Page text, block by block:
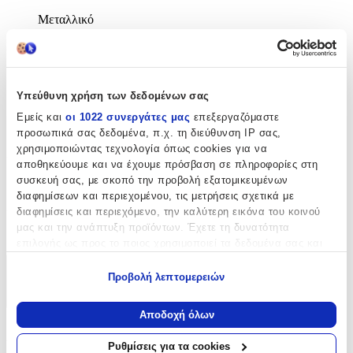
Υπεύθυνη χρήση των δεδομένων σας
Εμείς και οι 1022 συνεργάτες μας επεξεργαζόμαστε
προσωπικά σας δεδομένα, π.χ. τη διεύθυνση IP σας,
χρησιμοποιώντας τεχνολογία όπως cookies για να
αποθηκεύουμε και να έχουμε πρόσβαση σε πληροφορίες στη
συσκευή σας, με σκοπό την προβολή εξατομικευμένων
διαφημίσεων και περιεχομένου, τις μετρήσεις σχετικά με
διαφημίσεις και περιεχόμενο, την καλύτερη εικόνα του κοινού
μας και την ανάπτυξη προϊόντων. Έχετε τη δυνατότητα
Να συλλέξουμε πληροφορίες σχετικά με τη γεωγραφική
σας τοποθεσία, οι οποίες μπορεί να είναι ακριβείς σε
απόσταση μερικών μέτρων
Προβολή λεπτομερειών
Αποδοχή όλων
Ρυθμίσεις για τα cookies
Μεταλλικό
Χρώμα
με Led:
Όχι
Χειροποίητο:
Όχι
Κατασκευαστής:
Cinereplicas
+
Χαρακτηριστικά